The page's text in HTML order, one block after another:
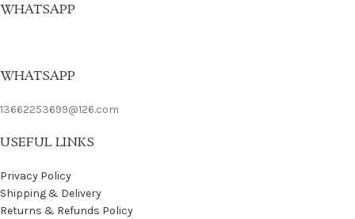
WHATSAPP
WHATSAPP
13662253699@126.com
USEFUL LINKS
Privacy Policy
Shipping & Delivery
Returns & Refunds Policy